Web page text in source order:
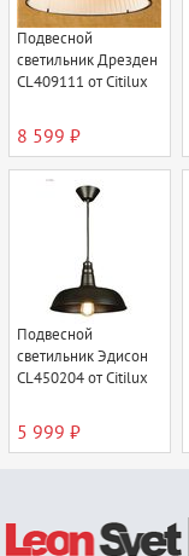
Подвесной
светильник Дрезден
CL409111 от Citilux
8 599 ₽
Подвесной
светильник Эдисон
CL450204 от Citilux
5 999 ₽